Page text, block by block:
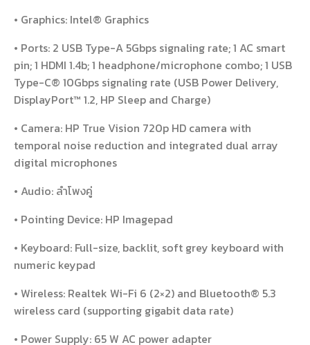
• Graphics: Intel® Graphics
• Ports: 2 USB Type-A 5Gbps signaling rate; 1 AC smart
pin; 1 HDMI 1.4b; 1 headphone/microphone combo; 1 USB
Type-C® 10Gbps signaling rate (USB Power Delivery,
DisplayPort™ 1.2, HP Sleep and Charge)
• Camera: HP True Vision 720p HD camera with
temporal noise reduction and integrated dual array
digital microphones
• Audio: ลำโพงคู่
• Pointing Device: HP Imagepad
• Keyboard: Full-size, backlit, soft grey keyboard with
numeric keypad
• Wireless: Realtek Wi-Fi 6 (2×2) and Bluetooth® 5.3
wireless card (supporting gigabit data rate)
• Power Supply: 65 W AC power adapter